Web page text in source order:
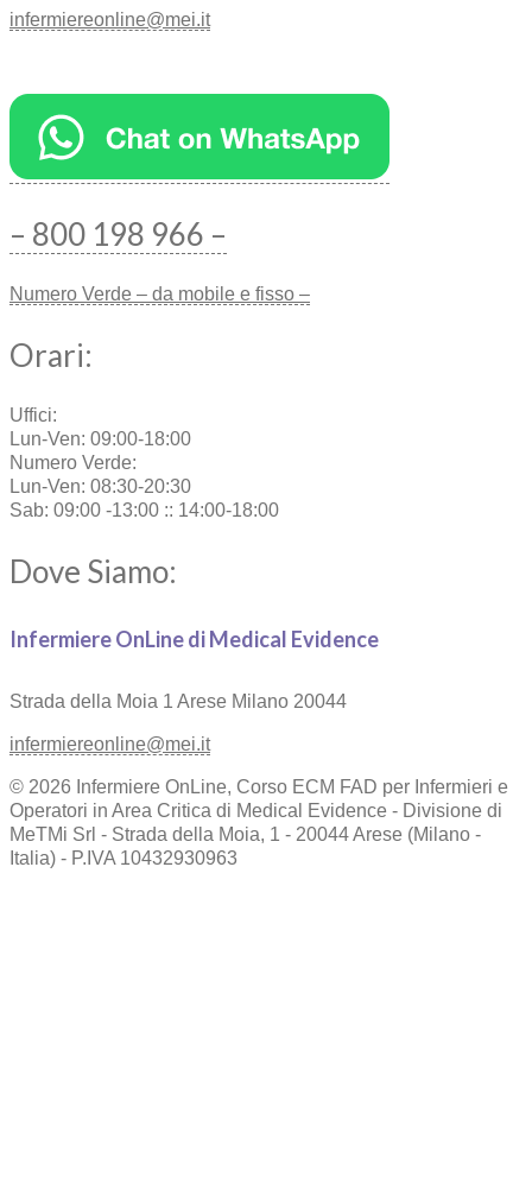
infermiereonline@mei.it
– 800 198 966 –
Numero Verde – da mobile e fisso –
Orari:
Uffici:
Lun-Ven: 09:00-18:00
Numero Verde:
Lun-Ven: 08:30-20:30
Sab: 09:00 -13:00 :: 14:00-18:00
Dove Siamo:
Infermiere OnLine di Medical Evidence
Strada della Moia 1 Arese Milano 20044
infermiereonline@mei.it
© 2026 Infermiere OnLine, Corso ECM FAD per Infermieri e
Operatori in Area Critica di Medical Evidence - Divisione di
MeTMi Srl - Strada della Moia, 1 - 20044 Arese (Milano -
Italia) - P.IVA 10432930963